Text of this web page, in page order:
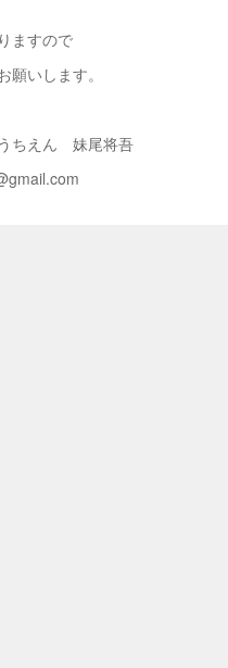
ますので
願いします。
ちえん 妹尾将吾